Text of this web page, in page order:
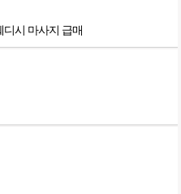
디시 마사지 급매